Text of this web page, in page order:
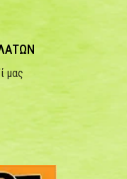
μας